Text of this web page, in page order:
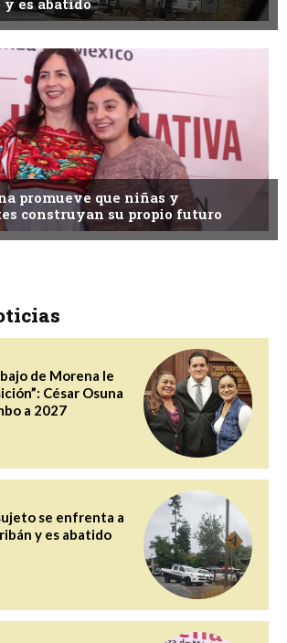
y es abatido
promueve que niñas y
construyan su propio futuro
de Morena le
César Osuna
a 2027
se enfrenta a
y es abatido